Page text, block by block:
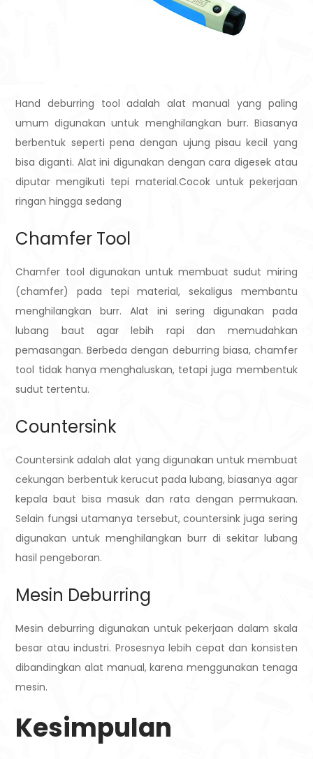
Hand deburring tool adalah alat manual yang paling
umum digunakan untuk menghilangkan burr. Biasanya
berbentuk seperti pena dengan ujung pisau kecil yang
bisa diganti. Alat ini digunakan dengan cara digesek atau
diputar mengikuti tepi material.Cocok untuk pekerjaan
ringan hingga sedang
Chamfer Tool
Chamfer tool digunakan untuk membuat sudut miring
(chamfer) pada tepi material, sekaligus membantu
menghilangkan burr. Alat ini sering digunakan pada
lubang baut agar lebih rapi dan memudahkan
pemasangan.Berbeda dengan deburring biasa, chamfer
tool tidak hanya menghaluskan, tetapi juga membentuk
sudut tertentu.
Countersink
Countersink adalah alat yang digunakan untuk membuat
cekungan berbentuk kerucut pada lubang, biasanya agar
kepala baut bisa masuk dan rata dengan permukaan.
Selain fungsi utamanya tersebut, countersink juga sering
digunakan untuk menghilangkan burr di sekitar lubang
hasil pengeboran.
Mesin Deburring
Mesin deburring digunakan untuk pekerjaan dalam skala
besar atau industri. Prosesnya lebih cepat dan konsisten
dibandingkan alat manual, karena menggunakan tenaga
mesin.
Kesimpulan